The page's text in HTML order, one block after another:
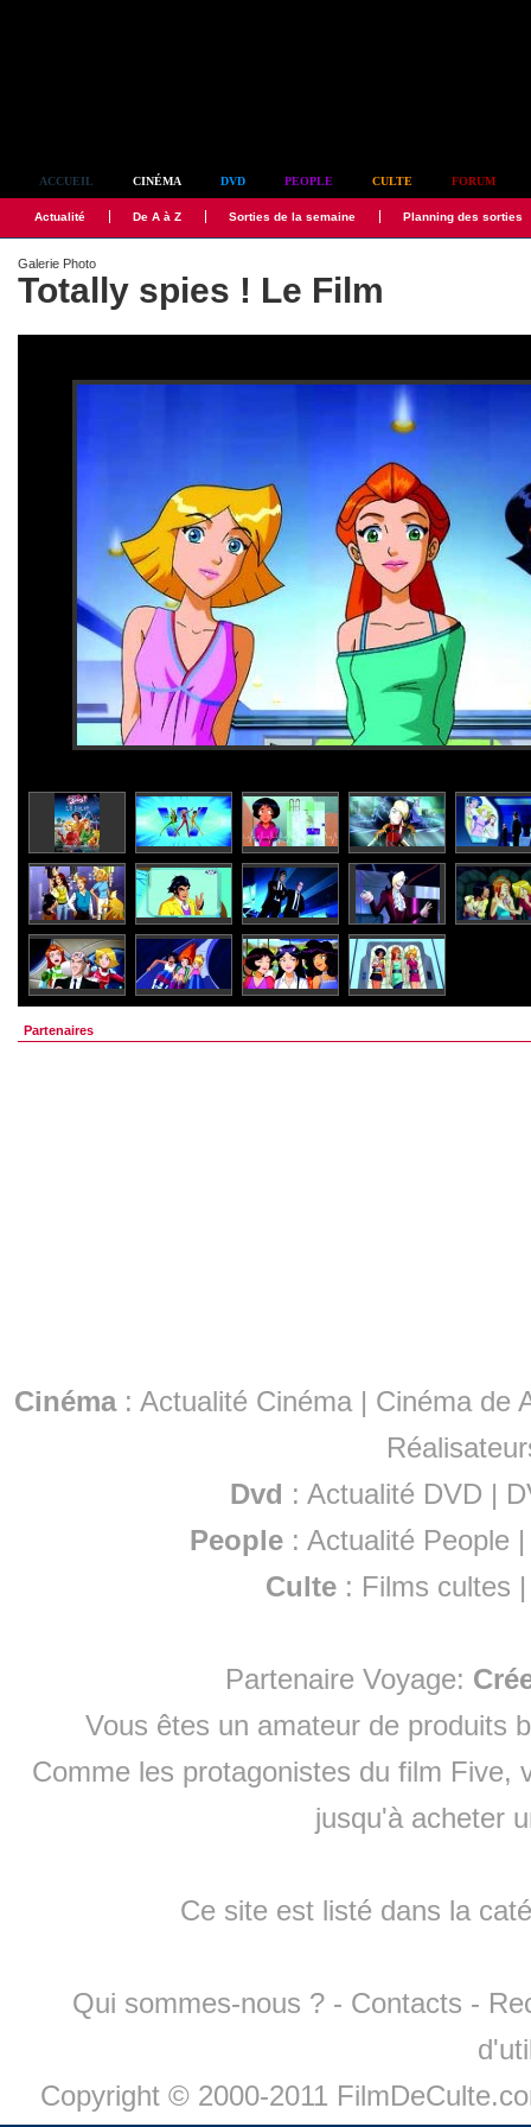
ACCUEIL CINÉMA DVD PEOPLE CULTE FORUM
Actualité De A à Z Sorties de la semaine Planning des sorties
Galerie Photo
Totally spies ! Le Film
Partenaires
Cinéma: Actualité Cinéma | Cinéma de
Dvd : Actualité DVD |
People :Actualité People
Culte : Films cultes
Partenaire Voyage:
Vous êtes un amateur de produits
Comme les protagonistes du film Five,
jusqu'à acheter
Ce site est listé dans la
Qui sommes-nous ? - Contacts -
Copyright © 2000-2011